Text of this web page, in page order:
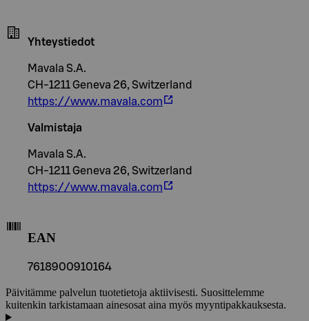
Yhteystiedot
Mavala S.A.
CH-1211 Geneva 26, Switzerland
https://www.mavala.com
Valmistaja
Mavala S.A.
CH-1211 Geneva 26, Switzerland
https://www.mavala.com
EAN
7618900910164
Päivitämme palvelun tuotetietoja aktiivisesti. Suosittelemme
kuitenkin tarkistamaan ainesosat aina myös myyntipakkauksesta.